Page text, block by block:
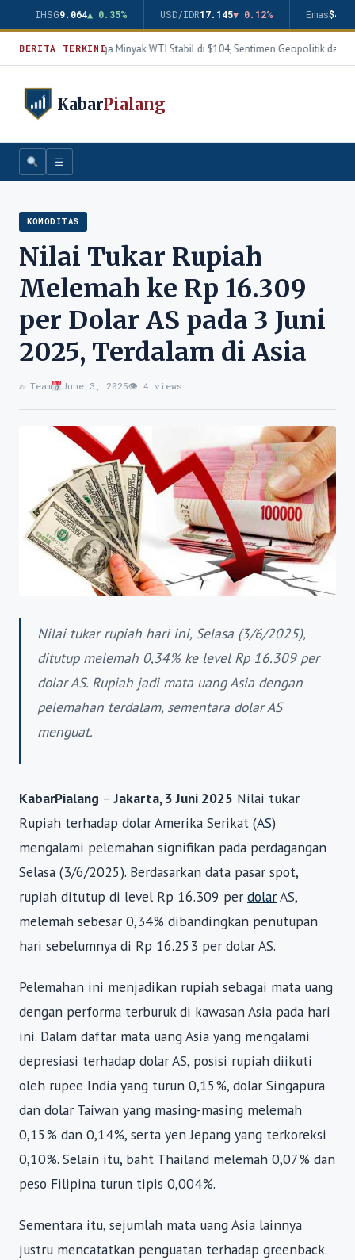
IHSG9.064▲ 0.35% USD/IDR17.145▼ 0.12% Emas
BERITA TERKINIHarga Minyak WTI Stabil di $104, Sentimen Geopolitik dan
KabarPialang
☰
KOMODITAS
Nilai Tukar Rupiah
Melemah ke Rp 16.309
per Dolar AS pada 3 Juni
2025, Terdalam di Asia
✍️ Team June 3, 2025👁 4 views
Nilai tukar rupiah hari ini, Selasa (3/6/2025),
ditutup melemah 0,34% ke level Rp 16.309 per
dolar AS. Rupiah jadi mata uang Asia dengan
pelemahan terdalam, sementara dolar AS
menguat.
KabarPialang –Jakarta, 3 Juni 2025 Nilai tukar
Rupiah terhadap dolar Amerika Serikat (AS)
mengalami pelemahan signifikan pada perdagangan
Selasa (3/6/2025). Berdasarkan data pasar spot,
rupiah ditutup di level Rp 16.309 per dolarAS,
melemah sebesar 0,34% dibandingkan penutupan
hari sebelumnya di Rp 16.253 per dolar AS.
Pelemahan ini menjadikan rupiah sebagai mata uang
dengan performa terburuk di kawasan Asia pada hari
ini. Dalam daftar mata uang Asia yang mengalami
depresiasi terhadap dolar AS, posisi rupiah diikuti
oleh rupee India yang turun 0,15%, dolar Singapura
dan dolar Taiwan yang masing-masing melemah
0,15% dan 0,14%, serta yen Jepang yang terkoreksi
0,10%. Selain itu, baht Thailand melemah 0,07% dan
peso Filipina turun tipis 0,004%.
Sementara itu, sejumlah mata uang Asia lainnya
justru mencatatkan penguatan terhadap greenback.